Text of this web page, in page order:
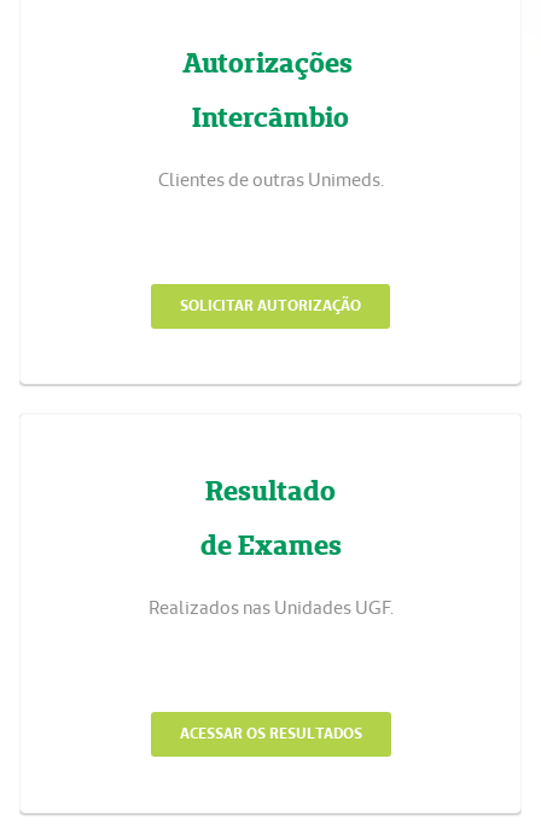
Autorizações
Intercâmbio
Clientes de outras Unimeds.
SOLICITAR AUTORIZAÇÃO
Resultado
de Exames
Realizados nas Unidades UGF.
ACESSAR OS RESULTADOS